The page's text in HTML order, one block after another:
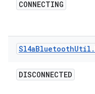
CONNECTING
Sl4aBluetoothUtil .
DISCONNECTED